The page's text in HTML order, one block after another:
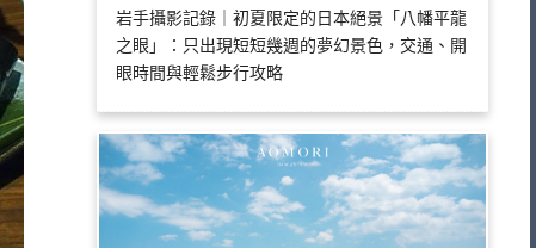
岩手攝影記錄｜初夏限定的日本絕景「八幡平龍
之眼」：只出現短短幾週的夢幻景色，交通、開
眼時間與輕鬆步行攻略